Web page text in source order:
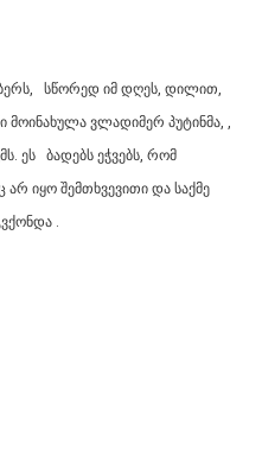
სწორედ იმ დღეს, დილით,
ვლადიმერ პუტინმა, ,
ეს ბადებს ეჭვებს, რომ
იყო შემთხვევითი და საქმე
.